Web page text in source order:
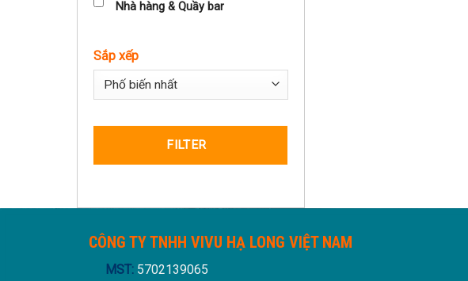
Nhà hàng & Quầy bar
Sắp xếp
Sort Products
FILTER
CÔNG TY TNHH VIVU HẠ LONG VIỆT NAM
MST: 5702139065